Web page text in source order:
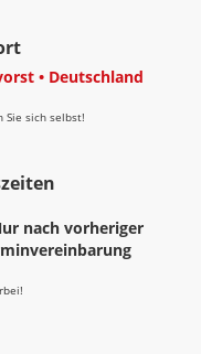
• Deutschland
Sie sich selbst!
nach vorheriger